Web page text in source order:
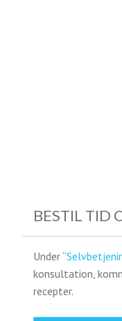
BESTIL TID
Under “
konsultation,
recepter.